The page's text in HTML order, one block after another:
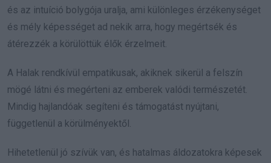
és az intuíció bolygója uralja, ami különleges érzékenységet
és mély képességet ad nekik arra, hogy megértsék és
átérezzék a körülöttük élők érzelmeit.
A Halak rendkívül empatikusak, akiknek sikerül a felszín
mögé látni és megérteni az emberek valódi természetét.
Mindig hajlandóak segíteni és támogatást nyújtani,
függetlenül a körülményektől.
Hihetetlenül jó szívük van, és hatalmas áldozatokra képesek